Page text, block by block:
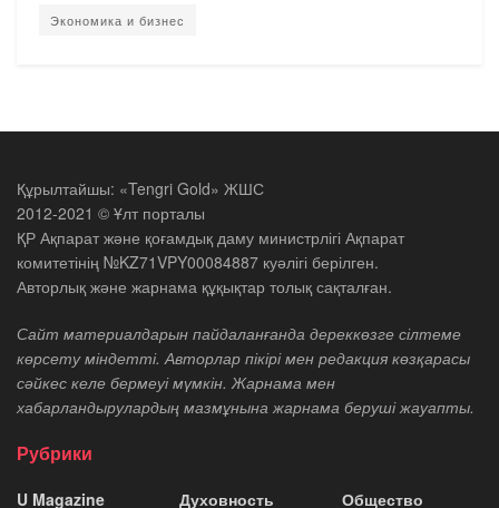
Экономика и бизнес
Құрылтайшы: «Tengri Gold» ЖШС
2012-2021 © Ұлт порталы
ҚР Ақпарат және қоғамдық даму министрлігі Ақпарат
комитетінің №KZ71VPY00084887 куәлігі берілген.
Авторлық және жарнама құқықтар толық сақталған.
Сайт материалдарын пайдаланғанда дереккөзге сілтеме
көрсету міндетті. Авторлар пікірі мен редакция көзқарасы
сәйкес келе бермеуі мүмкін. Жарнама мен
хабарландырулардың мазмұнына жарнама беруші жауапты.
Рубрики
U Magazine Духовность Общество